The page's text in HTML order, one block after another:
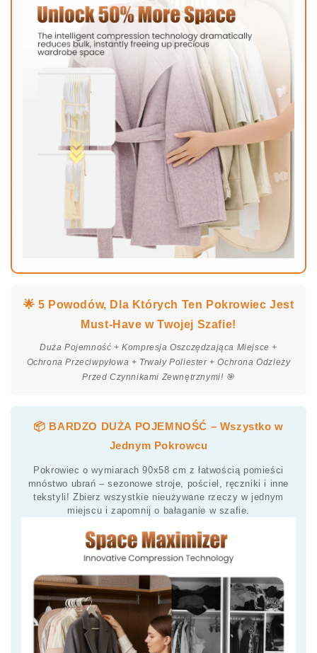
🌟 5 Powodów, Dla Których Ten Pokrowiec Jest
Must-Have w Twojej Szafie!
Duża Pojemność + Kompresja Oszczędzająca Miejsce +
Ochrona Przeciwpyłowa + Trwały Poliester + Ochrona Odzieży
Przed Czynnikami Zewnętrznymi! 🎯
📦 BARDZO DUŻA POJEMNOŚĆ – Wszystko w
Jednym Pokrowcu
Pokrowiec o wymiarach 90x58 cm z łatwością pomieści
mnóstwo ubrań – sezonowe stroje, pościel, ręczniki i inne
tekstyli! Zbierz wszystkie nieużywane rzeczy w jednym
miejscu i zapomnij o bałaganie w szafie.